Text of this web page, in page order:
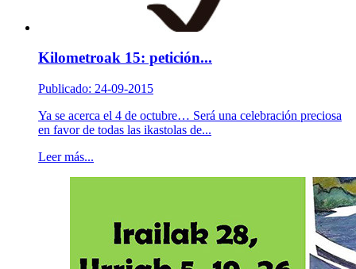
Kilometroak 15: petición...
Publicado: 24-09-2015
Ya se acerca el 4 de octubre… Será una celebración preciosa
en favor de todas las ikastolas de...
Leer más...